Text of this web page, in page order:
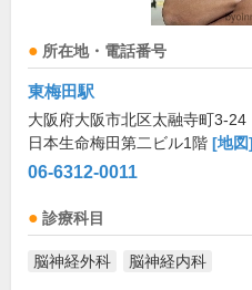
所在地・電話番号
東梅田駅
大阪府大阪市北区太融寺町3-24
日本生命梅田第二ビル1階 [地図]
06-6312-0011
診療科目
脳神経外科 脳神経内科